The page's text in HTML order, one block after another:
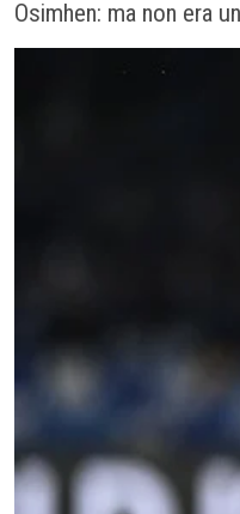
Osimhen: ma non era